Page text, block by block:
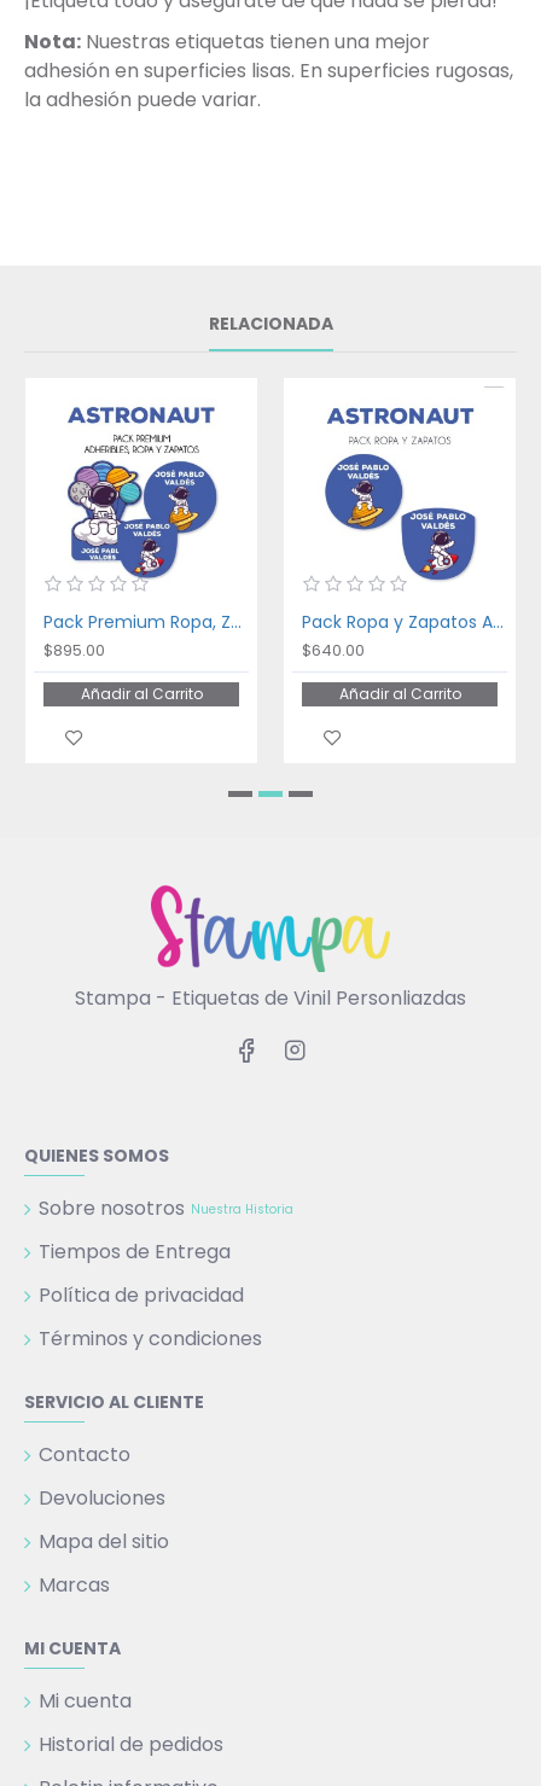
Nota: Nuestras etiquetas tienen una mejor
adhesión en superficies lisas. En superficies rugosas,
la adhesión puede variar.
RELACIONADA
Pack Premium Ropa, Zapatos y Escuela Astronaut
$895.00
Añadir al Carrito
Pack Ropa y Zapatos Astronaut
$640.00
Añadir al Carrito
Stampa - Etiquetas de Vinil Personliazdas
QUIENES SOMOS
Sobre nosotros Nuestra Historia
Tiempos de Entrega
Política de privacidad
Términos y condiciones
SERVICIO AL CLIENTE
Contacto
Devoluciones
Mapa del sitio
Marcas
MI CUENTA
Mi cuenta
Historial de pedidos